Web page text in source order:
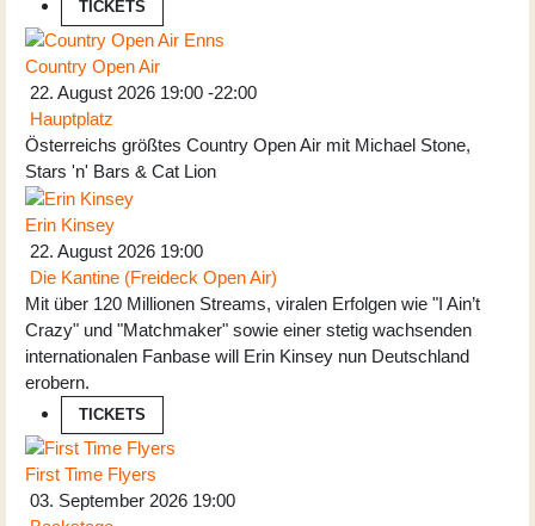
TICKETS
Country Open Air
22. August 2026 19:00 -22:00
Hauptplatz
Österreichs größtes Country Open Air mit Michael Stone,
Stars 'n' Bars & Cat Lion
Erin Kinsey
22. August 2026 19:00
Die Kantine (Freideck Open Air)
Mit über 120 Millionen Streams, viralen Erfolgen wie "I Ain’t
Crazy" und "Matchmaker" sowie einer stetig wachsenden
internationalen Fanbase will Erin Kinsey nun Deutschland
erobern.
TICKETS
First Time Flyers
03. September 2026 19:00